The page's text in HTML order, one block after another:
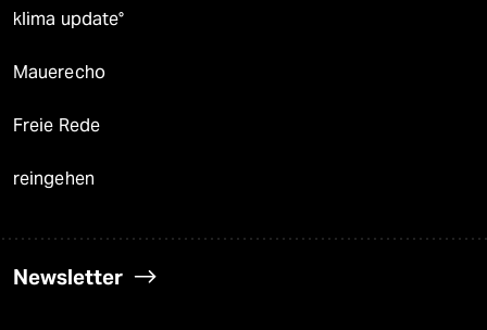
klima update°
Mauerecho
Freie Rede
reingehen
Newsletter